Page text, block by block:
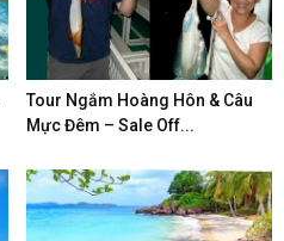
Tour Ngắm Hoàng Hôn & Câu
Mực Đêm – Sale Off...